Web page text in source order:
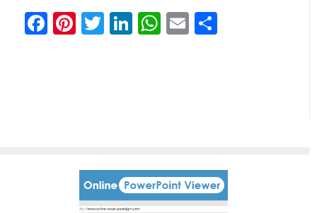
Facebook
Pinterest
Twitter
LinkedIn
WhatsApp
Email